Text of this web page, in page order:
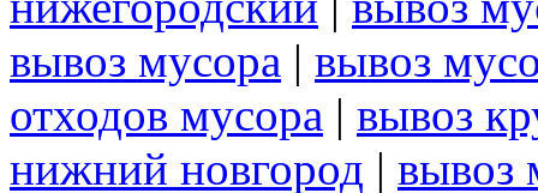
вывоз мусора | вывоз
отходов мусора | вывоз
нижний новгород | вывоз